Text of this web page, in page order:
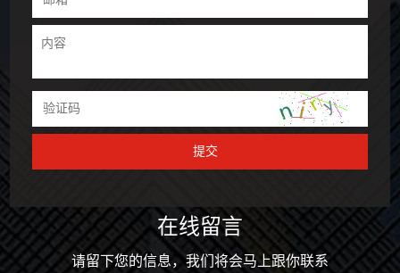
在线留言
请留下您的信息，我们将会马上跟你联系